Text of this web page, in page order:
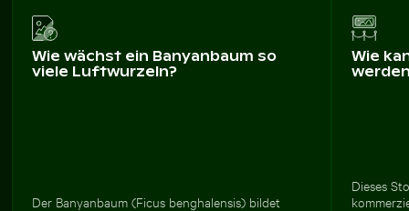
Wie wächst ein Banyanbaum so
viele Luftwurzeln?
Der Banyanbaum (Ficus benghalensis) bildet
Wie
Dieses